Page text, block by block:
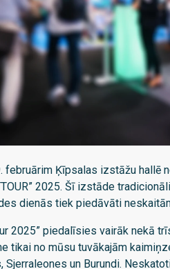
februārim Ķīpsalas izstāžu
2025. Šī izstāde
dienās tiek piedāvāti
2025” piedalīsies vairāk nekā
tikai no mūsu tuvākajām
Sjerraleones un Burundi.